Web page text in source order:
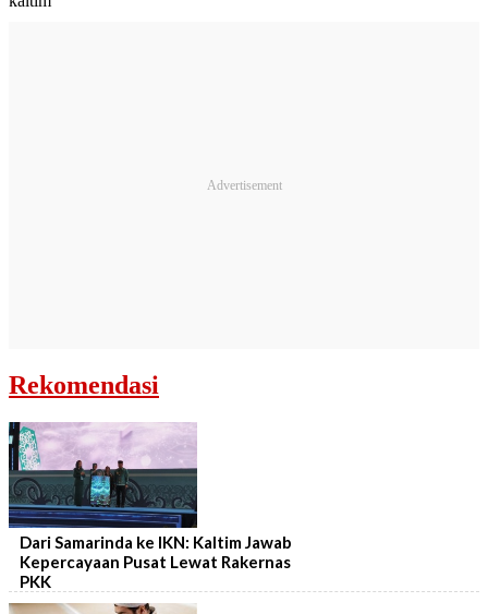
Rekomendasi
Dari Samarinda ke IKN: Kaltim Jawab
Kepercayaan Pusat Lewat Rakernas
PKK